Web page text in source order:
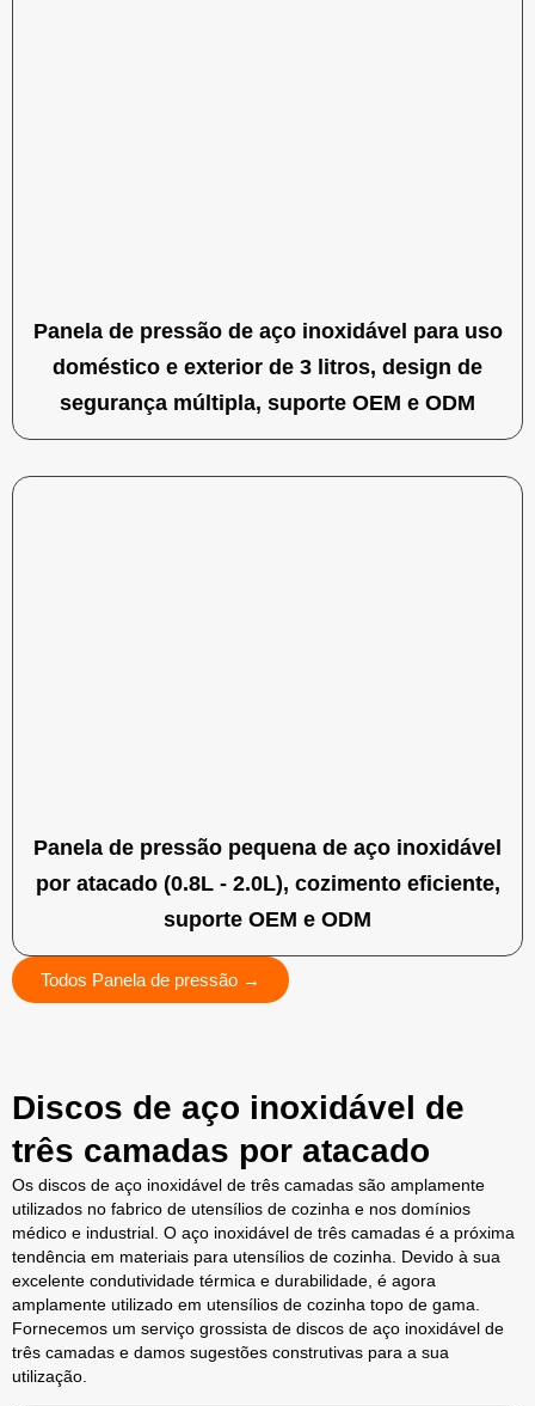
Panela de pressão de aço inoxidável para uso
doméstico e exterior de 3 litros, design de
segurança múltipla, suporte OEM e ODM
Panela de pressão pequena de aço inoxidável
por atacado (0.8L - 2.0L), cozimento eficiente,
suporte OEM e ODM
Todos Panela de pressão →
Discos de aço inoxidável de
três camadas por atacado
Os discos de aço inoxidável de três camadas são amplamente
utilizados no fabrico de utensílios de cozinha e nos domínios
médico e industrial. O aço inoxidável de três camadas é a próxima
tendência em materiais para utensílios de cozinha. Devido à sua
excelente condutividade térmica e durabilidade, é agora
amplamente utilizado em utensílios de cozinha topo de gama.
Fornecemos um serviço grossista de discos de aço inoxidável de
três camadas e damos sugestões construtivas para a sua
utilização.